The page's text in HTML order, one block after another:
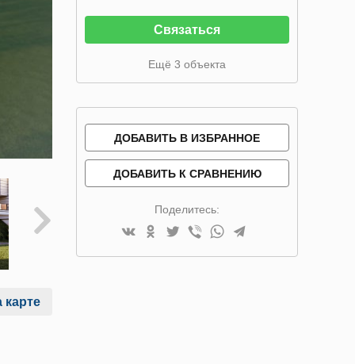
карте
Связаться
Ещё 3 объекта
ДОБАВИТЬ В ИЗБРАННОЕ
ДОБАВИТЬ К СРАВНЕНИЮ
Поделитесь: